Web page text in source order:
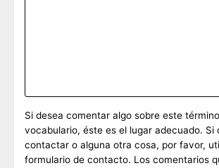
Si desea comentar algo sobre este
vocabulario, éste es el lugar adecuado. Si
contactar o alguna otra cosa, por favor,
formulario de contacto. Los comentarios